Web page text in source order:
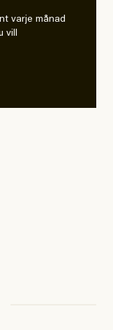
varje månad
vill